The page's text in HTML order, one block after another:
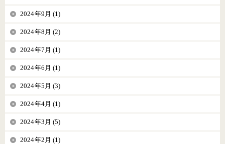
2024年9月 (1)
2024年8月 (2)
2024年7月 (1)
2024年6月 (1)
2024年5月 (3)
2024年4月 (1)
2024年3月 (5)
2024年2月 (1)